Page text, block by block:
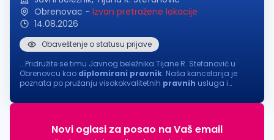
Obrenovac - Izvan pretražene lokacije
14.08.2026
Obaveštenje o statusu prijave
...Pridružite se timu Javnog beležnika Tijane R. Stefanović u
Obrenovcu kao diplomirani pravnik. Naša kancelarija je
poznata po pružanju visokokvalitetnih pravnih usluga i
osobu koja će doprineti...
Novi oglasi za posao na Vaš email